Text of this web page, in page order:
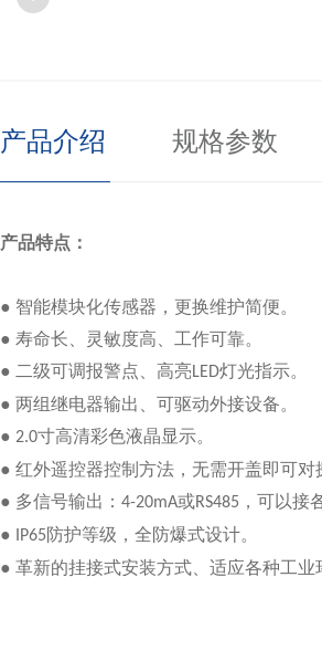
产品介绍 规格参数
产品特点：
● 智能模块化传感器，更换维护简便。
● 寿命长、灵敏度高、工作可靠。
● 二级可调报警点、高亮LED灯光指示。
● 两组继电器输出、可驱动外接设备。
● 2.0寸高清彩色液晶显示。
● 红外遥控器控制方法，无需开盖即可
● 多信号输出： 4-20mA或RS485 ，可以接
●
IP65防护等级，全防爆式设计。
● 革新的挂接式安装方式、适应各种工